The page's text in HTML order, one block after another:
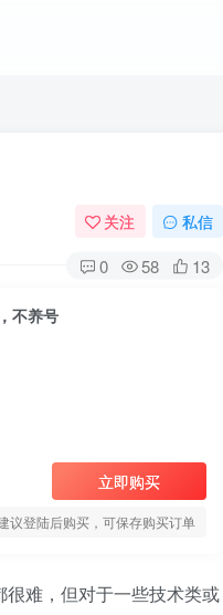
关注 私信
0 58 13
不养号
立即购买
议登陆后购买，可保存购买订单
难，但对于一些技术类或